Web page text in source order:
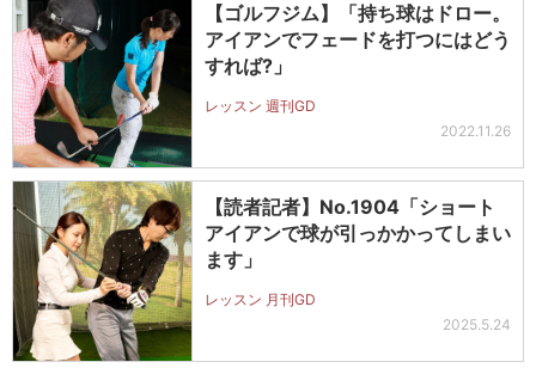
【ゴルフジム】「持ち球はドロー。
アイアンでフェードを打つにはどう
すれば?」
レッスン 週刊GD
2022.11.26
【読者記者】No.1904「ショート
アイアンで球が引っかかってしまい
ます」
レッスン 月刊GD
2025.5.24